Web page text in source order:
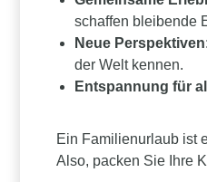
schaffen bleibende
Neue Perspektiven
der Welt kennen.
Entspannung für
Ein Familienurlaub ist
Also, packen Sie Ihre